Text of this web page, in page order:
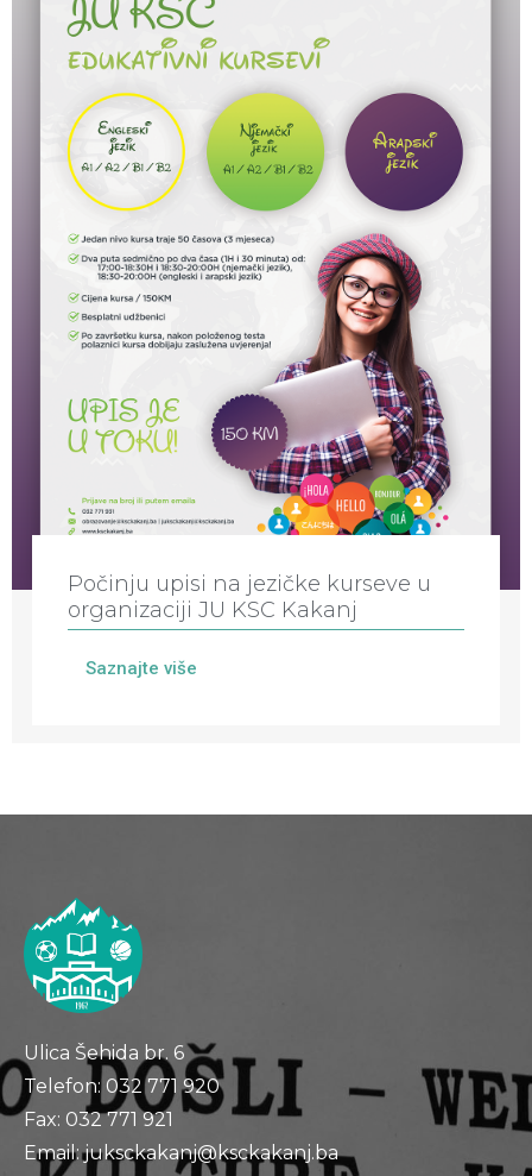
Počinju upisi na jezičke kurseve u
organizaciji JU KSC Kakanj
Saznajte više
Ulica Šehida br. 6
Telefon: 032 771 920
Fax: 032 771 921
Email: juksckakanj@ksckakanj.ba